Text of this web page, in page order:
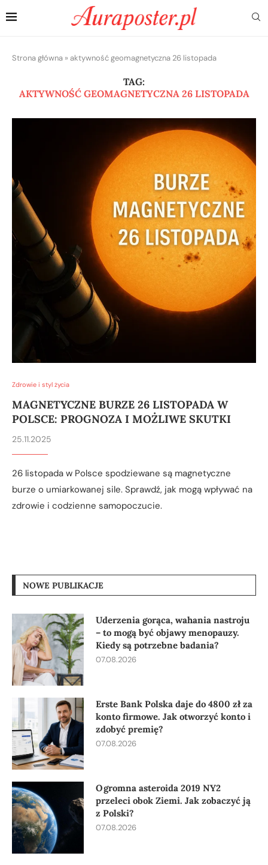
Strona główna » aktywność geomagnetyczna 26 listopada
TAG:
AKTYWNOŚĆ GEOMAGNETYCZNA 26 LISTOPADA
Zdrowie i styl życia
MAGNETYCZNE BURZE 26 LISTOPADA W
POLSCE: PROGNOZA I MOŻLIWE SKUTKI
25.11.2025
26 listopada w Polsce spodziewane są magnetyczne
burze o umiarkowanej sile. Sprawdź, jak mogą wpływać na
zdrowie i codzienne samopoczucie.
NOWE PUBLIKACJE
Uderzenia gorąca, wahania nastroju
– to mogą być objawy menopauzy.
Kiedy są potrzebne badania?
07.08.2026
Erste Bank Polska daje do 4800 zł za
konto firmowe. Jak otworzyć konto i
zdobyć premię?
07.08.2026
Ogromna asteroida 2019 NY2
przeleci obok Ziemi. Jak zobaczyć ją
z Polski?
07.08.2026